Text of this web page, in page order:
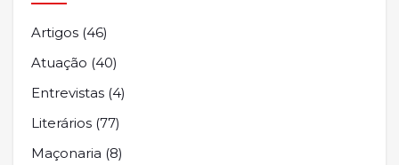
Artigos (46)
Atuação (40)
Entrevistas (4)
Literários (77)
Maçonaria (8)